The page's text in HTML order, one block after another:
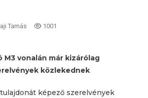
Tamás 1001
vonalán már kizárólag
közlekednek
képező szerelvények